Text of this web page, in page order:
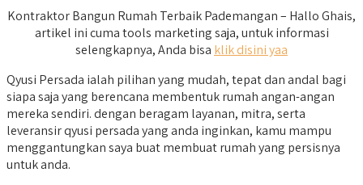
Kontraktor Bangun Rumah Terbaik Pademangan – Hallo Ghais,
artikel ini cuma tools marketing saja, untuk informasi
selengkapnya, Anda bisa klik disini yaa
Qyusi Persada ialah pilihan yang mudah, tepat dan andal bagi
siapa saja yang berencana membentuk rumah angan-angan
mereka sendiri. dengan beragam layanan, mitra, serta
leveransir qyusi persada yang anda inginkan, kamu mampu
menggantungkan saya buat membuat rumah yang persisnya
untuk anda.